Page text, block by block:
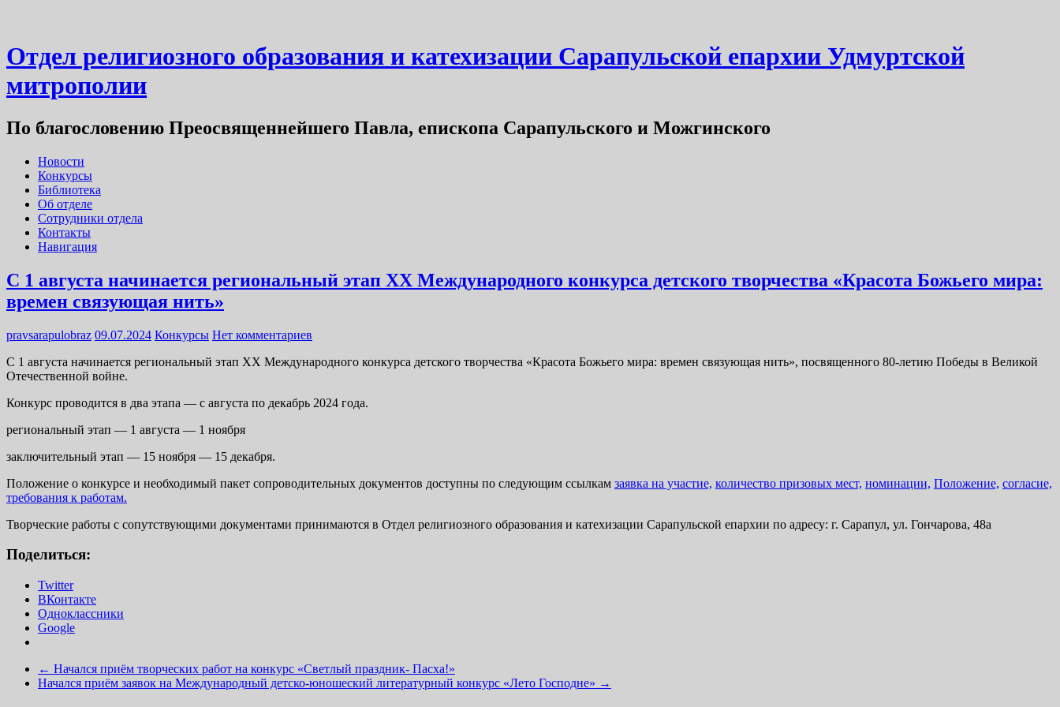
Отдел религиозного образования и катехизации Сарапульской епархии Удмуртской
митрополии
По благословению Преосвященнейшего Павла, епископа Сарапульского и Можгинского
Новости
Конкурсы
Библиотека
Об отделе
Сотрудники отдела
Контакты
Навигация
С 1 августа начинается региональный этап XX Международного конкурса детского творчества «Красота Божьего мира:
времен связующая нить»
pravsarapulobraz 09.07.2024 Конкурсы Нет комментариев
С 1 августа начинается региональный этап XX Международного конкурса детского творчества «Красота Божьего мира: времен связующая нить», посвященного 80-летию Победы в Великой
Отечественной войне.
Конкурс проводится в два этапа — с августа по декабрь 2024 года.
региональный этап — 1 августа — 1 ноября
заключительный этап — 15 ноября — 15 декабря.
Положение о конкурсе и необходимый пакет сопроводительных документов доступны по следующим ссылкам заявка на участие, количество призовых мест, номинации, Положение, согласие,
требования к работам.
Творческие работы с сопутствующими документами принимаются в Отдел религиозного образования и катехизации Сарапульской епархии по адресу: г. Сарапул, ул. Гончарова, 48а
Поделиться:
Twitter
ВКонтакте
Одноклассники
Google
← Начался приём творческих работ на конкурс «Светлый праздник- Пасха!»
Начался приём заявок на Международный детско-юношеский литературный конкурс «Лето Господне» →